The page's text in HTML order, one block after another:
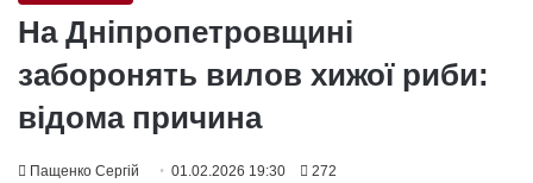
На Дніпропетровщині
заборонять вилов хижої риби:
відома причина
Пащенко Сергій 01.02.2026 19:30 272